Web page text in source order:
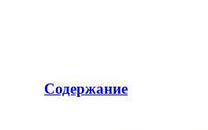
Содержание